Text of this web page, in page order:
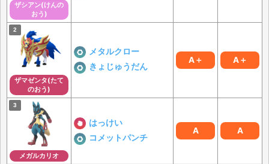
ザシアン(けんの
おう)
ザマゼンタ(たて
のおう)
メタルクロー
きょじゅうだん
A＋ A＋
メガルカリオ
はっけい
コメットパンチ
A A